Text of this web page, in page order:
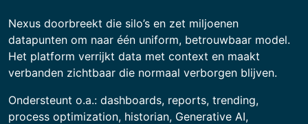
Nexus doorbreekt die silo’s en zet miljoenen
datapunten om naar één uniform, betrouwbaar model.
Het platform verrijkt data met context en maakt
verbanden zichtbaar die normaal verborgen blijven.
Ondersteunt o.a.: dashboards, reports, trending,
process optimization, historian, Generative AI,